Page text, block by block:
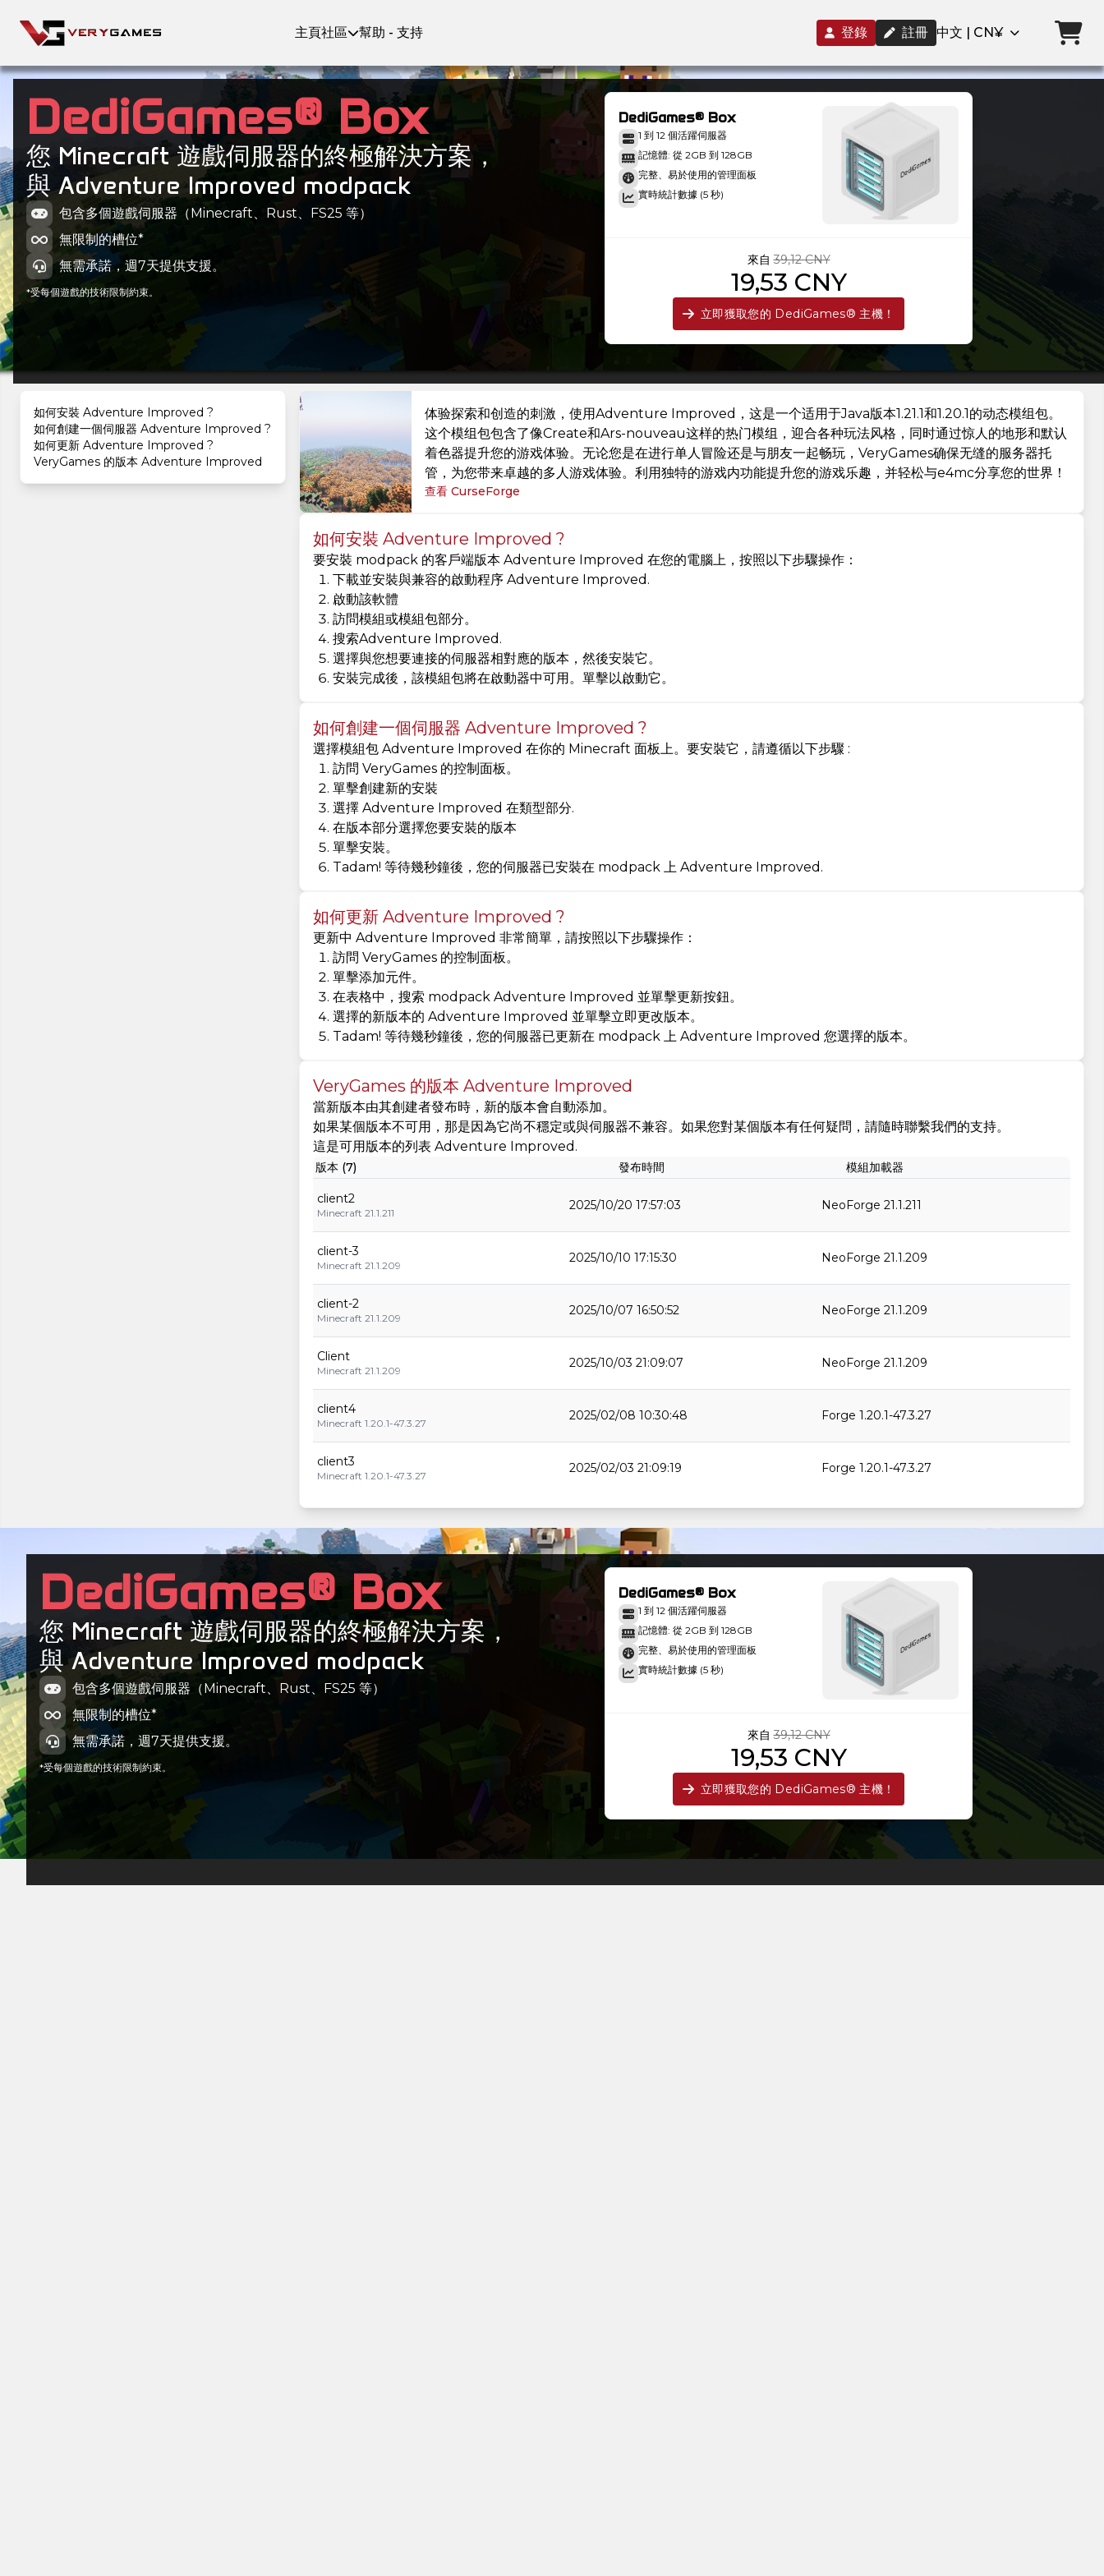
主頁社區 幫助 - 支持 登錄 註冊 中文 | CN¥
DediGames® Box
您 Minecraft 遊戲伺服器的終極解決方案，
與 Adventure Improved modpack
包含多個遊戲伺服器（Minecraft、Rust、FS25 等）
無限制的槽位*
無需承諾，週7天提供支援。
*受每個遊戲的技術限制約束。
DediGames® Box
1 到 12 個活躍伺服器
記憶體: 從 2GB 到 128GB
完整、易於使用的管理面板
實時統計數據 (5 秒)
來自 39,12 CNY
19,53 CNY
立即獲取您的 DediGames® 主機！
如何安裝 Adventure Improved ?
如何創建一個伺服器 Adventure Improved ?
如何更新 Adventure Improved ?
VeryGames 的版本 Adventure Improved
体验探索和创造的刺激，使用Adventure Improved，这是一个适用于Java版本1.21.1和1.20.1的动态模组包。
这个模组包包含了像Create和Ars-nouveau这样的热门模组，迎合各种玩法风格，同时通过惊人的地形和默认
着色器提升您的游戏体验。无论您是在进行单人冒险还是与朋友一起畅玩，VeryGames确保无缝的服务器托
管，为您带来卓越的多人游戏体验。利用独特的游戏内功能提升您的游戏乐趣，并轻松与e4mc分享您的世界！
查看 CurseForge
如何安裝 Adventure Improved ?
要安裝 modpack 的客戶端版本 Adventure Improved 在您的電腦上，按照以下步驟操作：
下載並安裝與兼容的啟動程序 Adventure Improved.
啟動該軟體
訪問模組或模組包部分。
搜索Adventure Improved.
選擇與您想要連接的伺服器相對應的版本，然後安裝它。
安裝完成後，該模組包將在啟動器中可用。單擊以啟動它。
如何創建一個伺服器 Adventure Improved ?
選擇模組包 Adventure Improved 在你的 Minecraft 面板上。要安裝它，請遵循以下步驟 :
訪問 VeryGames 的控制面板。
單擊創建新的安裝
選擇 Adventure Improved 在類型部分.
在版本部分選擇您要安裝的版本
單擊安裝。
Tadam! 等待幾秒鐘後，您的伺服器已安裝在 modpack 上 Adventure Improved.
如何更新 Adventure Improved ?
更新中 Adventure Improved 非常簡單，請按照以下步驟操作：
訪問 VeryGames 的控制面板。
單擊添加元件。
在表格中，搜索 modpack Adventure Improved 並單擊更新按鈕。
選擇的新版本的 Adventure Improved 並單擊立即更改版本。
Tadam! 等待幾秒鐘後，您的伺服器已更新在 modpack 上 Adventure Improved 您選擇的版本。
VeryGames 的版本 Adventure Improved
當新版本由其創建者發布時，新的版本會自動添加。
如果某個版本不可用，那是因為它尚不穩定或與伺服器不兼容。如果您對某個版本有任何疑問，請隨時聯繫我們的支持。
這是可用版本的列表 Adventure Improved.
版本 (7) 發布時間 模組加載器
client2
Minecraft 21.1.211
2025/10/20 17:57:03 NeoForge 21.1.211
client-3
Minecraft 21.1.209
2025/10/10 17:15:30 NeoForge 21.1.209
client-2
Minecraft 21.1.209
2025/10/07 16:50:52 NeoForge 21.1.209
Client
Minecraft 21.1.209
2025/10/03 21:09:07 NeoForge 21.1.209
client4
Minecraft 1.20.1-47.3.27
2025/02/08 10:30:48 Forge 1.20.1-47.3.27
client3
Minecraft 1.20.1-47.3.27
2025/02/03 21:09:19 Forge 1.20.1-47.3.27
Minecraft 1.20.1-47.3.27
DediGames® Box
您 Minecraft 遊戲伺服器的終極解決方案，
與 Adventure Improved modpack
包含多個遊戲伺服器（Minecraft、Rust、FS25 等）
無限制的槽位*
無需承諾，週7天提供支援。
*受每個遊戲的技術限制約束。
DediGames® Box
1 到 12 個活躍伺服器
記憶體: 從 2GB 到 128GB
完整、易於使用的管理面板
實時統計數據 (5 秒)
來自 39,12 CNY
19,53 CNY
立即獲取您的 DediGames® 主機！